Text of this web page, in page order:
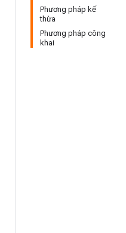
Phương pháp kế
thừa
Phương pháp công
khai